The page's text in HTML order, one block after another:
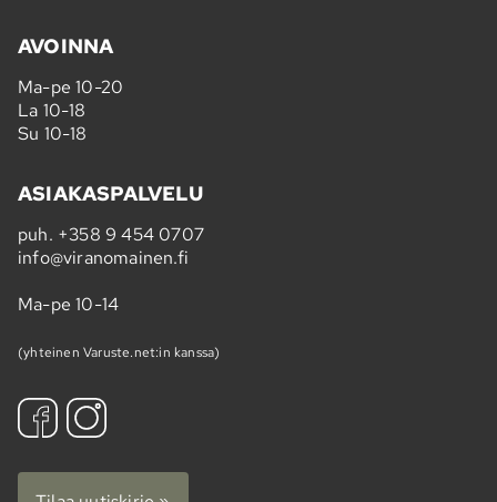
AVOINNA
Ma-pe 10-20
La 10-18
Su 10-18
ASIAKASPALVELU
puh. +358 9 454 0707
info@viranomainen.fi
Ma-pe 10-14
(yhteinen Varuste.net:in kanssa)